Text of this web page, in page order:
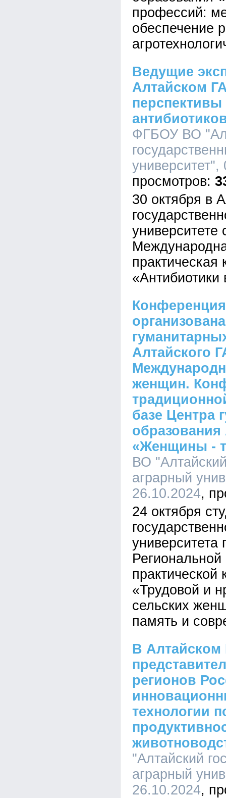
профессий:
обеспечение
Ведущие
Алтайском
ФГБОУ ВО
30 октября в
университете
«Антибиотики
Алтайского
женщин.
базе Центра
образования
«Женщины -
ВО
аграрный
26.10.2024
24 октября
университета
«Трудовой и
сельских
память и
В Алтайском
регионов
технологии
"Алтайский
аграрный
26.10.2024